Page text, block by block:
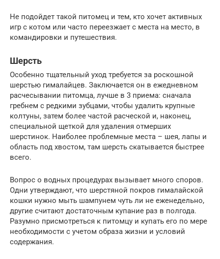
Не подойдет такой питомец и тем, кто хочет активных
игр с котом или часто переезжает с места на место, в
командировки и путешествия.
Шерсть
Особенно тщательный уход требуется за роскошной
шерстью гималайцев. Заключается он в ежедневном
расчесывании питомца, лучше в 3 приема: сначала
гребнем с редкими зубцами, чтобы удалить крупные
колтуны, затем более частой расческой и, наконец,
специальной щеткой для удаления отмерших
шерстинок. Наиболее проблемные места – шея, лапы и
область под хвостом, там шерсть скатывается быстрее
всего.
Вопрос о водных процедурах вызывает много споров.
Одни утверждают, что шерстяной покров гималайской
кошки нужно мыть шампунем чуть ли не еженедельно,
другие считают достаточным купание раз в полгода.
Разумно присмотреться к питомцу и купать его по мере
необходимости с учетом образа жизни и условий
содержания.